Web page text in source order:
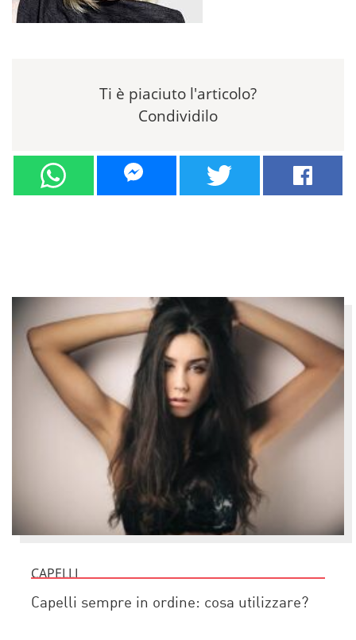
Ti è piaciuto l'articolo?
Condividilo
CAPELLI
Capelli sempre in ordine: cosa utilizzare?